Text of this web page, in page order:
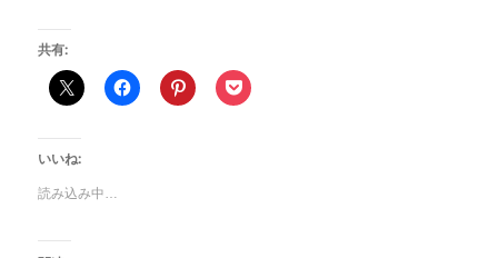
共有:
いいね:
読み込み中…